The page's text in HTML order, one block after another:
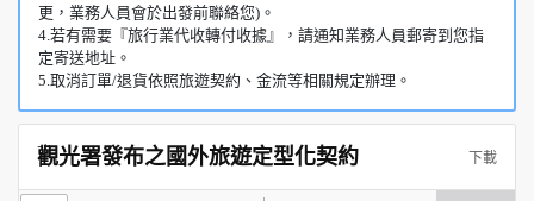
更，業務人員會於出發前聯絡您)。
4.若有需要『旅行業代收轉付收據』，請通知業務人員郵寄到您指
定寄送地址。
5.取消訂單/退貨依照旅遊契約、金流等相關規定辦理。
觀光署發布之國外旅遊定型化契約 下載